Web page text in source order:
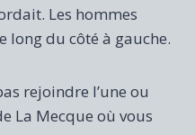
Les hommes
long du côté à gauche.
rejoindre l’une ou
La Mecque où vous